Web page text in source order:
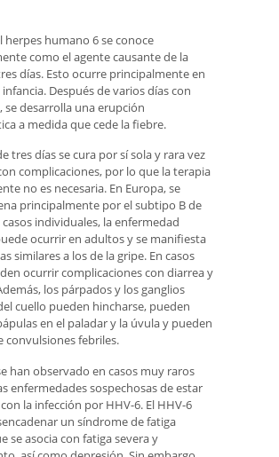
herpes humano 6 se conoce
como el agente causante de la
días. Esto ocurre principalmente en
Después de varios días con
se desarrolla una erupción
a medida que cede la fiebre.
tres días se cura por sí sola y rara vez
complicaciones, por lo que la terapia
no es necesaria. En Europa, se
principalmente por el subtipo B de
casos individuales, la enfermedad
ocurrir en adultos y se manifiesta
similares a los de la gripe. En casos
ocurrir complicaciones con diarrea y
los párpados y los ganglios
cuello pueden hincharse, pueden
en el paladar y la úvula y pueden
convulsiones febriles.
han observado en casos muy raros
enfermedades sospechosas de estar
la infección por HHV-6. El HHV-6
un síndrome de fatiga
se asocia con fatiga severa y